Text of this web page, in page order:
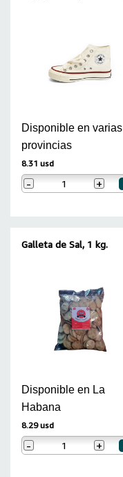
Disponible en varias
provincias
8.31 usd
- +
Galleta de Sal, 1 kg.
Disponible en La
Habana
8.29 usd
- +